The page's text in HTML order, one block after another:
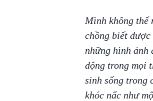
Mình không thể
chồng biết
những hình ảnh
động trong mọi
sinh sống trong
khóc nấc như